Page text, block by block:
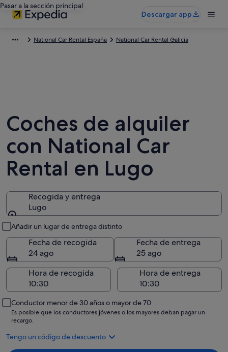
Pasar a la sección principal
Descargar app
National Car Rental España National Car Rental Galicia
Coches de alquiler
con National Car
Rental en Lugo
Recogida y entrega
Lugo
Añadir un lugar de entrega distinto
Fecha de recogida
24 ago
Fecha de entrega
25 ago
Hora de recogida
Hora de entrega
Conductor menor de 30 años o mayor de 70
Es posible que los conductores jóvenes o los mayores deban pagar un
recargo.
Tengo un código de descuento